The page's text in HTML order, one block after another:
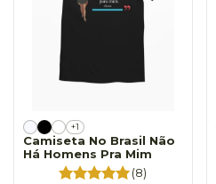
+1
Camiseta No Brasil Não
Há Homens Pra Mim
(8)